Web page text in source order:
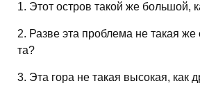
1. Этот остров такой же большой,
2. Разве эта проблема не такая же
та?
3. Эта гора не такая высокая, как